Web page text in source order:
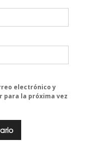
electrónico y
para la próxima vez